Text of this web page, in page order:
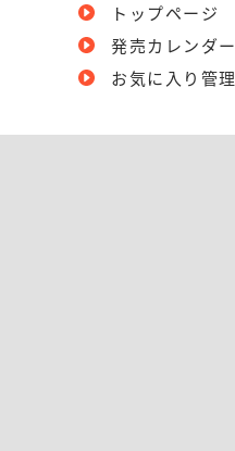
トップページ
発売カレンダー
お気に入り管理